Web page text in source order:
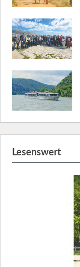
Lesenswert